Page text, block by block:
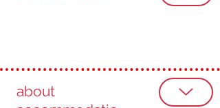
about